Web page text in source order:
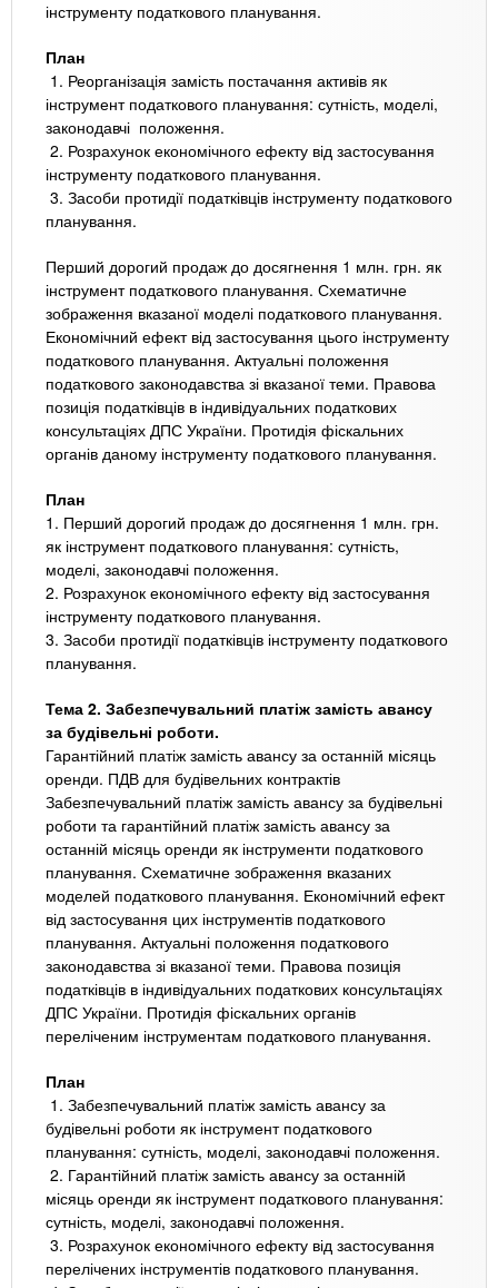
інструменту податкового планування.
План
1. Реорганізація замість постачання активів як
інструмент податкового планування: сутність, моделі,
законодавчі положення.
2. Розрахунок економічного ефекту від застосування
інструменту податкового планування.
3. Засоби протидії податківців інструменту податкового
планування.
Перший дорогий продаж до досягнення 1 млн. грн. як
інструмент податкового планування. Схематичне
зображення вказаної моделі податкового планування.
Економічний ефект від застосування цього інструменту
податкового планування. Актуальні положення
податкового законодавства зі вказаної теми. Правова
позиція податківців в індивідуальних податкових
консультаціях ДПС України. Протидія фіскальних
органів даному інструменту податкового планування.
План
1. Перший дорогий продаж до досягнення 1 млн. грн.
як інструмент податкового планування: сутність,
моделі, законодавчі положення.
2. Розрахунок економічного ефекту від застосування
інструменту податкового планування.
3. Засоби протидії податківців інструменту податкового
планування.
Тема 2. Забезпечувальний платіж замість авансу
за будівельні роботи.
Гарантійний платіж замість авансу за останній місяць
оренди. ПДВ для будівельних контрактів
Забезпечувальний платіж замість авансу за будівельні
роботи та гарантійний платіж замість авансу за
останній місяць оренди як інструменти податкового
планування. Схематичне зображення вказаних
моделей податкового планування. Економічний ефект
від застосування цих інструментів податкового
планування. Актуальні положення податкового
законодавства зі вказаної теми. Правова позиція
податківців в індивідуальних податкових консультаціях
ДПС України. Протидія фіскальних органів
переліченим інструментам податкового планування.
План
1. Забезпечувальний платіж замість авансу за
будівельні роботи як інструмент податкового
планування: сутність, моделі, законодавчі положення.
2. Гарантійний платіж замість авансу за останній
місяць оренди як інструмент податкового планування:
сутність, моделі, законодавчі положення.
3. Розрахунок економічного ефекту від застосування
перелічених інструментів податкового планування.